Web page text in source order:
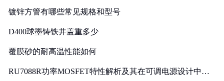
镀锌方管有哪些常见规格和型号
D400球墨铸铁井盖重多少
覆膜砂的耐高温性能如何
RU7088R功率MOSFET特性解析及其在可调电源设计中的